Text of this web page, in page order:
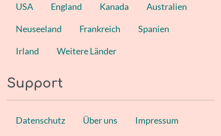
USA England Kanada Australien
Neuseeland Frankreich Spanien
Irland Weitere Länder
Support
Datenschutz Über uns Impressum